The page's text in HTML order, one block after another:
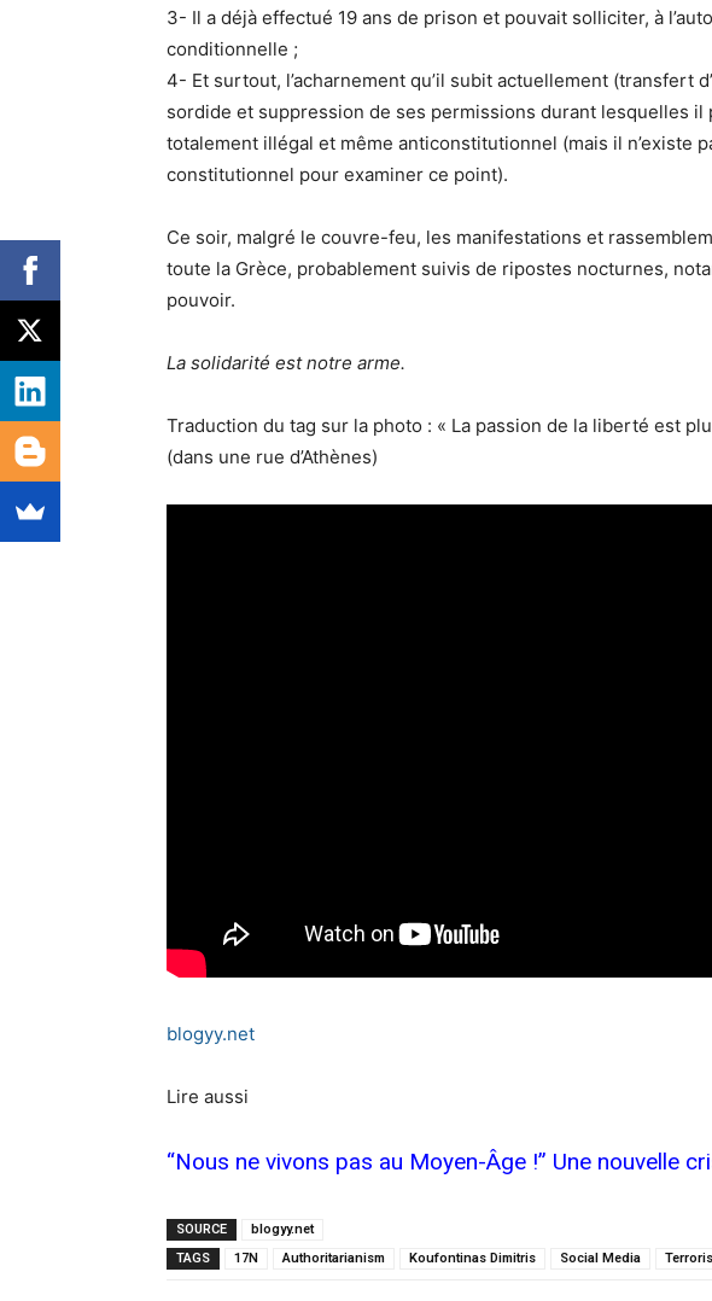
3- Il a déjà effectué 19 ans de prison et pouvait solliciter, à
conditionnelle ;
4- Et surtout, l’acharnement qu’il subit actuellement (transfert
sordide et suppression de ses permissions durant lesquelles il
totalement illégal et même anticonstitutionnel (mais il n’existe
constitutionnel pour examiner ce point).
Ce soir, malgré le couvre-feu, les manifestations et
toute la Grèce, probablement suivis de ripostes nocturnes,
pouvoir.
La solidarité est notre arme.
Traduction du tag sur la photo : « La passion de la liberté est
(dans une rue d’Athènes)
blogyy.net
Lire aussi
“Nous ne vivons pas au Moyen-Âge !” Une nouvelle
SOURCE
blogyy.net
TAGS
17N Authoritarianism Koufontinas Dimitris Social Media